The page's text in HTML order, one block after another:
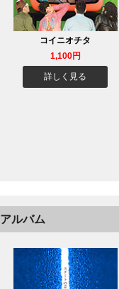
コイニオチタ
1,100円
詳しく見る
アルバム